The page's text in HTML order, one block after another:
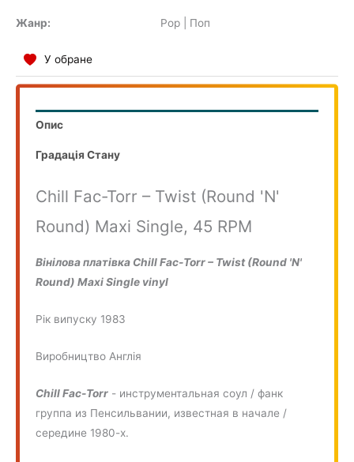
Жанр: Pop | Поп
У обране
Опис
Градація Стану
Chill Fac-Torr – Twist (Round 'N'
Round) Maxi Single, 45 RPM
Вінілова платівка Chill Fac-Torr – Twist (Round 'N'
Round) Maxi Single vinyl
Рік випуску 1983
Виробництво Англія
Chill Fac-Torr - инструментальная соул / фанк
группа из Пенсильвании, известная в начале /
середине 1980-х.